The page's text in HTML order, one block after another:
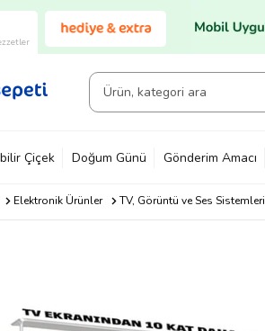
Çiçek Doğum Günü Gönderim Amacı
Elektronik Ürünler TV, Görüntü ve Ses Sistemleri